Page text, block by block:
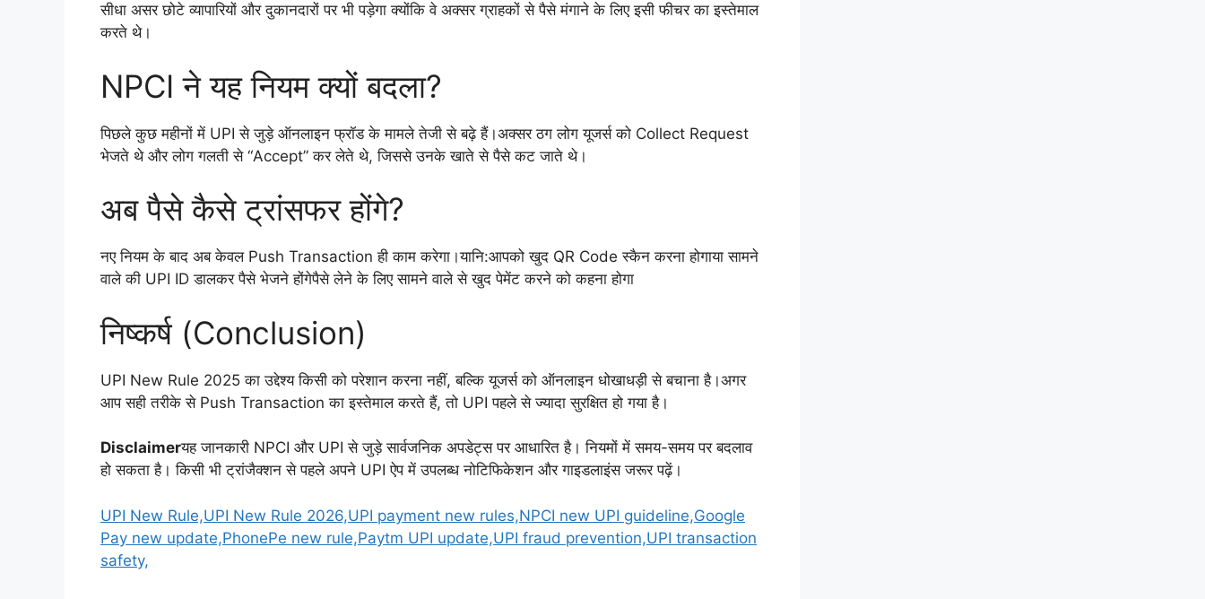
सीधा असर छोटे व्यापारियों और दुकानदारों पर भी पड़ेगा क्योंकि वे अक्सर ग्राहकों से पैसे मंगाने के लिए इसी फीचर का इस्तेमाल
करते थे।
NPCI ने यह नियम क्यों बदला?
पिछले कुछ महीनों में UPI से जुड़े ऑनलाइन फ्रॉड के मामले तेजी से बढ़े हैं।अक्सर ठग लोग यूजर्स को Collect Request
भेजते थे और लोग गलती से “Accept” कर लेते थे, जिससे उनके खाते से पैसे कट जाते थे।
अब पैसे कैसे ट्रांसफर होंगे?
नए नियम के बाद अब केवल Push Transaction ही काम करेगा।यानि:आपको खुद QR Code स्कैन करना होगाया सामने
वाले की UPI ID डालकर पैसे भेजने होंगेपैसे लेने के लिए सामने वाले से खुद पेमेंट करने को कहना होगा
निष्कर्ष (Conclusion)
UPI New Rule 2025 का उद्देश्य किसी को परेशान करना नहीं, बल्कि यूजर्स को ऑनलाइन धोखाधड़ी से बचाना है।अगर
आप सही तरीके से Push Transaction का इस्तेमाल करते हैं, तो UPI पहले से ज्यादा सुरक्षित हो गया है।
Disclaimerयह जानकारी NPCI और UPI से जुड़े सार्वजनिक अपडेट्स पर आधारित है। नियमों में समय-समय पर बदलाव
हो सकता है। किसी भी ट्रांजैक्शन से पहले अपने UPI ऐप में उपलब्ध नोटिफिकेशन और गाइडलाइंस जरूर पढ़ें।
UPI New Rule,UPI New Rule 2026,UPI payment new rules,NPCI new UPI guideline,Google
Pay new update,PhonePe new rule,Paytm UPI update,UPI fraud prevention,UPI transaction
safety,